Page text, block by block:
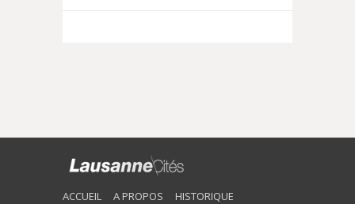
ACCUEIL A PROPOS
HISTORIQUE